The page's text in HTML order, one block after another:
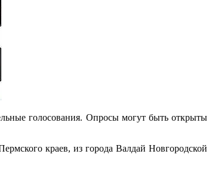
голосования. Опросы могут быть открыты
краев, из города Валдай Новгородской